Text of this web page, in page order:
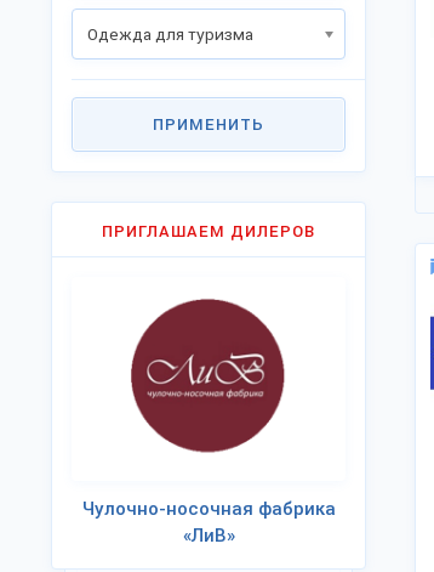
Одежда для туризма
ПРИМЕНИТЬ
ПРИГЛАШАЕМ ДИЛЕРОВ
Чулочно-носочная фабрика
«ЛиВ»